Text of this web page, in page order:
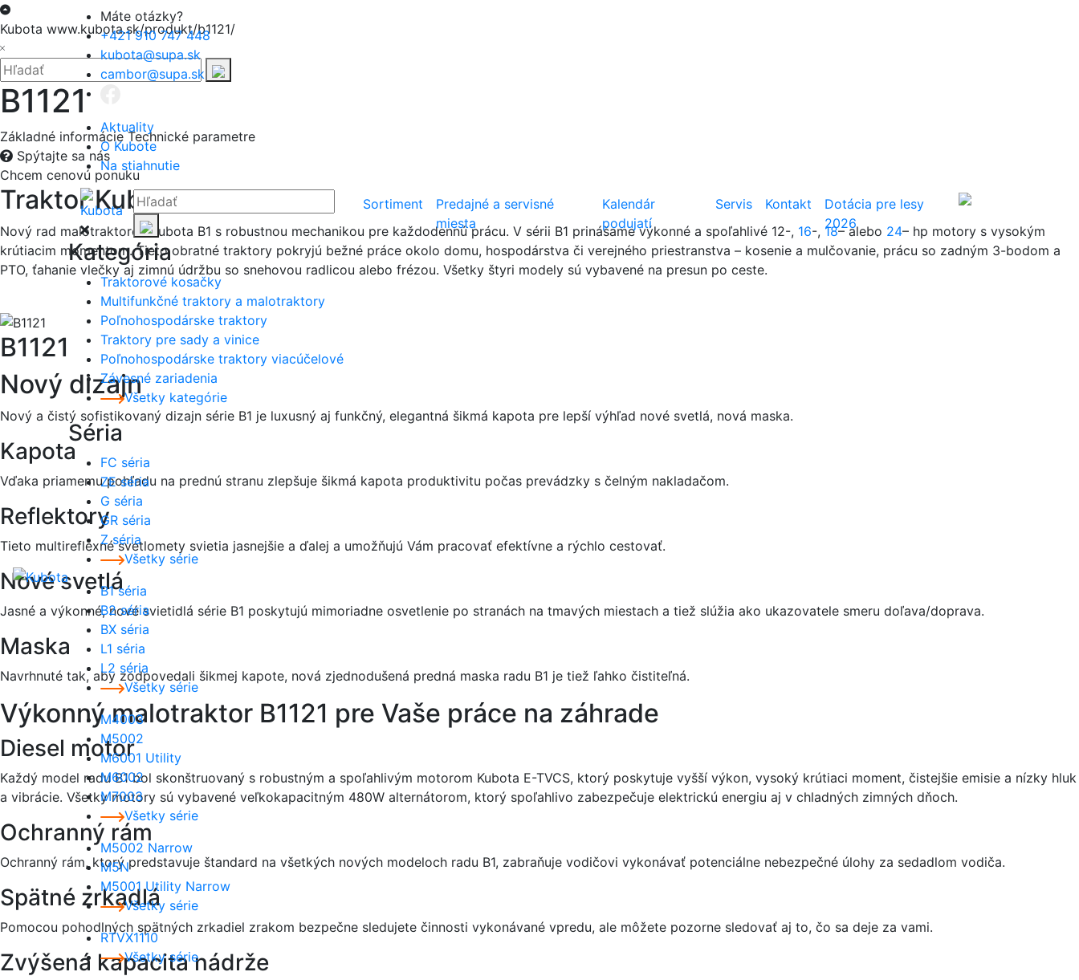
Hore
Kubota www.kubota.sk/produkt/b1121/
Zatvoriť
Hľadať:
Hľadať
Máte otázky?
+421 910 747 448
kubota@supa.sk
cambor@supa.sk
Aktuality
O Kubote
Na stiahnutie
Hľadať:
Hľadať
Sortiment
Predajné a servisné
miesta
Kalendár
podujatí
Servis Kontakt
Dotácia pre lesy
2026
Hľadať
Kategória
Traktorové kosačky
Multifunkčné traktory a malotraktory
Poľnohospodárske traktory
Traktory pre sady a vinice
Poľnohospodárske traktory viacúčelové
Závesné zariadenia
Všetky kategórie
Séria
FC séria
ZE séria
G séria
GR séria
Z séria
Všetky série
B1 séria
B2 séria
BX séria
L1 séria
L2 séria
Všetky série
M4003
M5002
M6001 Utility
M6002
M7003
Všetky série
M5002 Narrow
M5N
M5001 Utility Narrow
Všetky série
RTVX1110
Všetky série
B1121
Základné informácie Technické parametre
Spýtajte sa nás
Chcem cenovú ponuku
Traktor Kubota B1121
Nový rad malotraktorov Kubota B1 s robustnou mechanikou pre každodennú prácu. V sérii B1 prinášame výkonné a spoľahlivé 12-, 16-, 18– alebo 24– hp motory s vysokým
krútiacim momentom. Tieto obratné traktory pokryjú bežné práce okolo domu, hospodárstva či verejného priestranstva – kosenie a mulčovanie, prácu so zadným 3-bodom a
PTO, ťahanie vlečky aj zimnú údržbu so snehovou radlicou alebo frézou. Všetky štyri modely sú vybavené na presun po ceste.
B1121
Nový dizajn
Nový a čistý sofistikovaný dizajn série B1 je luxusný aj funkčný, elegantná šikmá kapota pre lepší výhľad nové svetlá, nová maska.
Kapota
Vďaka priamemu pohľadu na prednú stranu zlepšuje šikmá kapota produktivitu počas prevádzky s čelným nakladačom.
Reflektory
Tieto multireflexné svetlomety svietia jasnejšie a ďalej a umožňujú Vám pracovať efektívne a rýchlo cestovať.
Nové svetlá
Jasné a výkonné, nové svietidlá série B1 poskytujú mimoriadne osvetlenie po stranách na tmavých miestach a tiež slúžia ako ukazovatele smeru doľava/doprava.
Maska
Navrhnuté tak, aby zodpovedali šikmej kapote, nová zjednodušená predná maska radu B1 je tiež ľahko čistiteľná.
Výkonný malotraktor B1121 pre Vaše práce na záhrade
Diesel motor
Každý model radu B1 bol skonštruovaný s robustným a spoľahlivým motorom Kubota E-TVCS, ktorý poskytuje vyšší výkon, vysoký krútiaci moment, čistejšie emisie a nízky hluk
a vibrácie. Všetky motory sú vybavené veľkokapacitným 480W alternátorom, ktorý spoľahlivo zabezpečuje elektrickú energiu aj v chladných zimných dňoch.
Ochranný rám
Ochranný rám, ktorý predstavuje štandard na všetkých nových modeloch radu B1, zabraňuje vodičovi vykonávať potenciálne nebezpečné úlohy za sedadlom vodiča.
Spätné zrkadlá
Pomocou pohodlných spätných zrkadiel zrakom bezpečne sledujete činnosti vykonávané vpredu, ale môžete pozorne sledovať aj to, čo sa deje za vami.
Zvýšená kapacita nádrže